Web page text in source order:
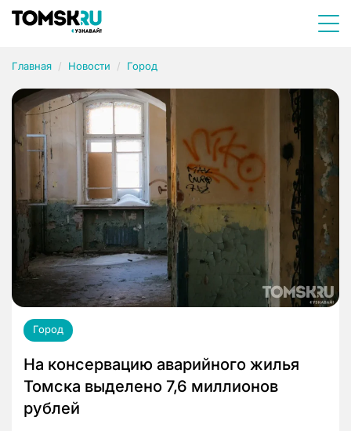
Главная Новости Город
Город
На консервацию аварийного жилья
Томска выделено 7,6 миллионов
рублей